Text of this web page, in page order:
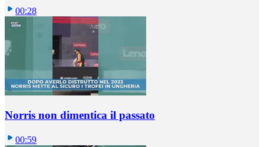
00:28
Norris non dimentica il passato
00:59